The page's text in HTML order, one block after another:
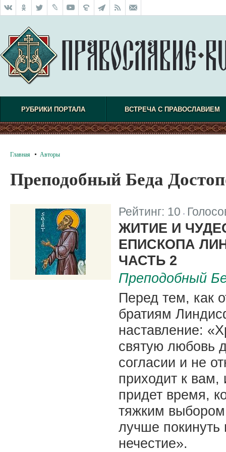
РУБРИКИ ПОРТАЛА ВСТРЕЧА С ПРАВОСЛАВИЕМ
Главная Авторы
Преподобный Беда
Рейтинг: 10
ЖИТИЕ И
ЕПИСКОПА
ЧАСТЬ 2
Преподобный
Перед тем, как
братиям
наставление:
святую любовь
согласии и не
приходит к
придет время,
тяжким
лучше покинуть
нечестие».